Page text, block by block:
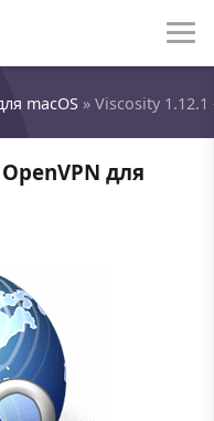
macOS » Viscosity
для